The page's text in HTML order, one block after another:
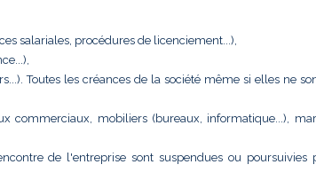
salariales, procédures de licenciement...),
Toutes les créances de la société même si elles ne
commerciaux, mobiliers (bureaux, informatique...),
de l'entreprise sont suspendues ou poursuivies